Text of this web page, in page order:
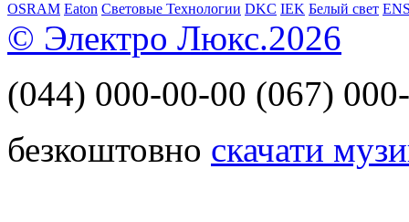
OSRAM Eaton Световые Технологии DKC IEK Белый свет
© Электро Люкс.2026
(044) 000-00-00 (067)
безкоштовно скачати